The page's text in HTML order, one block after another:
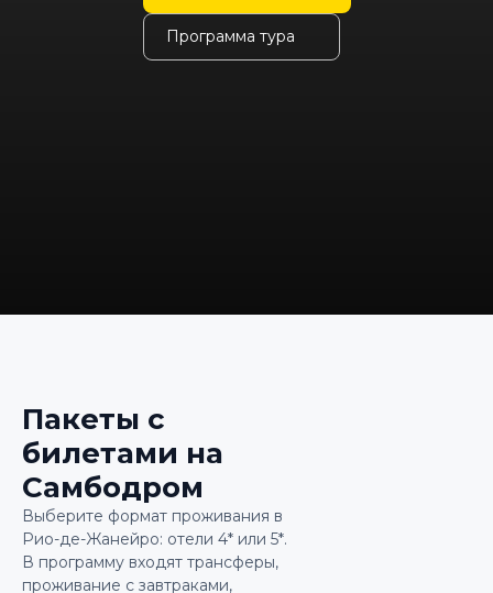
Программа тура
Пакеты с
билетами на
Самбодром
Выберите формат проживания в
Рио-де-Жанейро: отели 4* или 5*.
В программу входят трансферы,
проживание с завтраками,